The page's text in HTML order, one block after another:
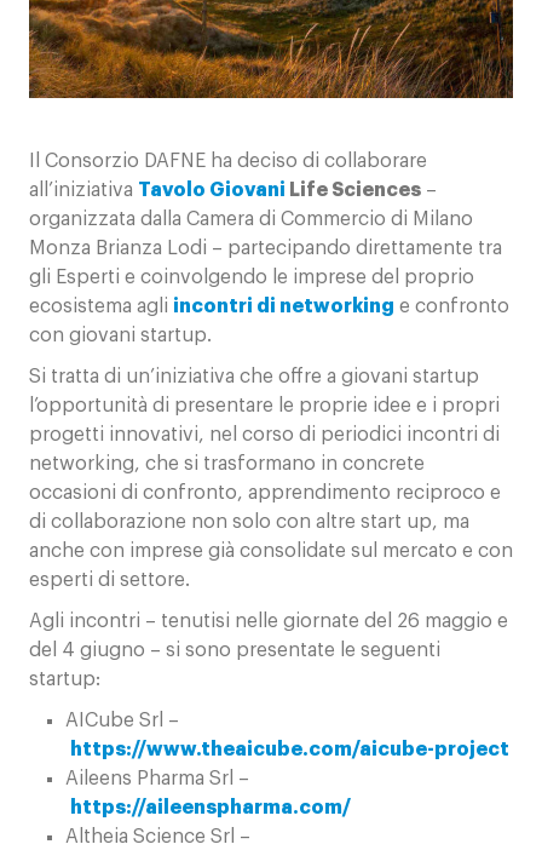
Contatti
Il Consorzio DAFNE ha deciso di collaborare
all’iniziativa Tavolo Giovani Life Sciences –
organizzata dalla Camera di Commercio di Milano
Monza Brianza Lodi – partecipando direttamente tra
gli Esperti e coinvolgendo le imprese del proprio
ecosistema agli incontri di networking e confronto
con giovani startup.
Si tratta di un’iniziativa che offre a giovani startup
l’opportunità di presentare le proprie idee e i propri
progetti innovativi, nel corso di periodici incontri di
networking, che si trasformano in concrete
occasioni di confronto, apprendimento reciproco e
di collaborazione non solo con altre start up, ma
anche con imprese già consolidate sul mercato e con
esperti di settore.
Agli incontri – tenutisi nelle giornate del 26 maggio e
del 4 giugno – si sono presentate le seguenti
startup:
AICube Srl –
https://www.theaicube.com/aicube-project
Aileens Pharma Srl –
https://aileenspharma.com/
Altheia Science Srl –